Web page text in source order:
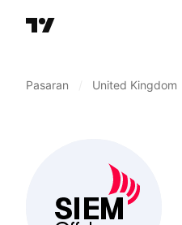
Pasaran United Kingdom